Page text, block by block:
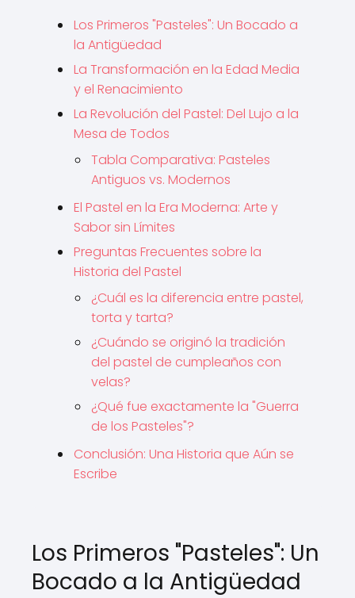
Los Primeros "Pasteles": Un Bocado a
la Antigüedad
La Transformación en la Edad Media
y el Renacimiento
La Revolución del Pastel: Del Lujo a la
Mesa de Todos
Tabla Comparativa: Pasteles
Antiguos vs. Modernos
El Pastel en la Era Moderna: Arte y
Sabor sin Límites
Preguntas Frecuentes sobre la
Historia del Pastel
¿Cuál es la diferencia entre pastel,
torta y tarta?
¿Cuándo se originó la tradición
del pastel de cumpleaños con
velas?
¿Qué fue exactamente la "Guerra
de los Pasteles"?
Conclusión: Una Historia que Aún se
Escribe
Los Primeros "Pasteles": Un
Bocado a la Antigüedad